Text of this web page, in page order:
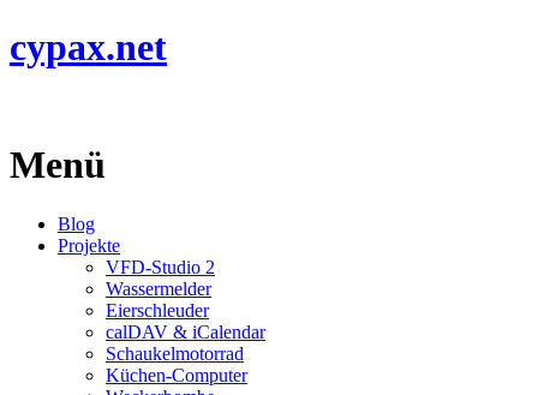
cypax.net
Menü
Blog
Projekte
VFD-Studio 2
Wassermelder
Eierschleuder
calDAV & iCalendar
Schaukelmotorrad
Küchen-Computer